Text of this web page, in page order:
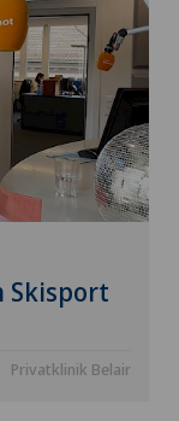
Skisport
Privatklinik Belair